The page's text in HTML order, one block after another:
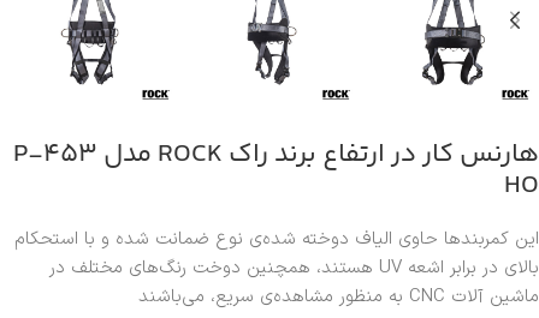
هارنس کار در ارتفاع برند راک ROCK مدل P-453
HO
این کمربندها حاوی الیاف دوخته شده‌ی نوع ضمانت شده و با استحکام
بالای در برابر اشعه UV هستند، همچنین دوخت رنگ‌های مختلف در
ماشین آلات CNC به منظور مشاهده‌ی سریع، می‌باشند